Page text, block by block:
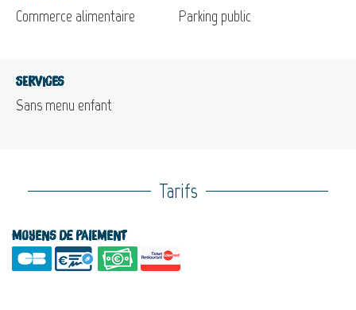
Commerce alimentaire Parking public
Services
Sans menu enfant
Tarifs
Moyens de paiement